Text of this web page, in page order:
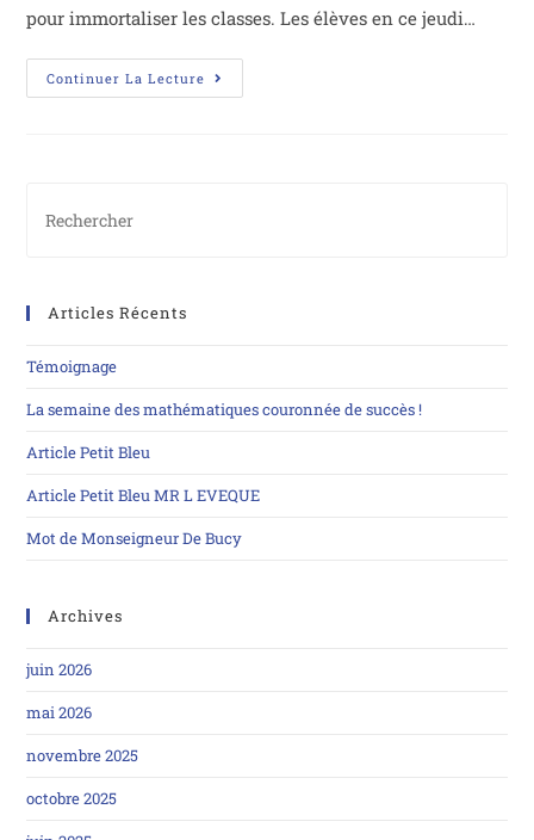
pour immortaliser les classes. Les élèves en ce jeudi…
Continuer La Lecture
Articles Récents
Témoignage
La semaine des mathématiques couronnée de succès !
Article Petit Bleu
Article Petit Bleu MR L EVEQUE
Mot de Monseigneur De Bucy
Archives
juin 2026
mai 2026
novembre 2025
octobre 2025